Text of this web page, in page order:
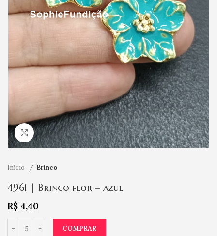
Clique para ampliar
Início Brinco
4961 | Brinco flor – azul
R$ 4,40
COMPRAR